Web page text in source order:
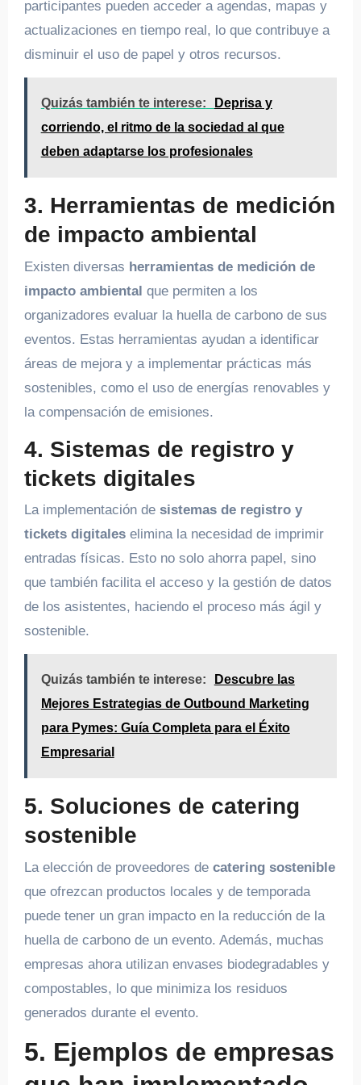
participantes pueden acceder a agendas, mapas y
actualizaciones en tiempo real, lo que contribuye a
disminuir el uso de papel y otros recursos.
Quizás también te interese:
Deprisa y
corriendo, el ritmo de la sociedad al que
deben adaptarse los profesionales
3. Herramientas de medición
de impacto ambiental
Existen diversas herramientas de medición de
impacto ambiental que permiten a los
organizadores evaluar la huella de carbono de sus
eventos. Estas herramientas ayudan a identificar
áreas de mejora y a implementar prácticas más
sostenibles, como el uso de energías renovables y
la compensación de emisiones.
4. Sistemas de registro y
tickets digitales
La implementación de sistemas de registro y
tickets digitaleselimina la necesidad de imprimir
entradas físicas. Esto no solo ahorra papel, sino
que también facilita el acceso y la gestión de datos
de los asistentes, haciendo el proceso más ágil y
sostenible.
Quizás también te interese:
Descubre las
Mejores Estrategias de Outbound Marketing
para Pymes: Guía Completa para el Éxito
Empresarial
5. Soluciones de catering
sostenible
La elección de proveedores de catering sostenible
que ofrezcan productos locales y de temporada
puede tener un gran impacto en la reducción de la
huella de carbono de un evento. Además, muchas
empresas ahora utilizan envases biodegradables y
compostables, lo que minimiza los residuos
generados durante el evento.
5. Ejemplos de empresas